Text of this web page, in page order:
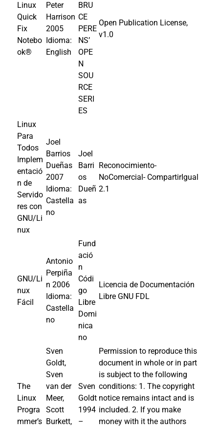
Linux
Quick
Fix
Notebo
ok®
Peter
Harrison
2005
Idioma:
English
BRU
CE
PERE
NS’
OPE
N
SOU
RCE
SERI
ES
Open Publication License,
v1.0
Linux
Para
Todos
Implem
entació
n de
Servido
res con
GNU/Li
nux
Joel
Barrios
Dueñas
2007
Idioma:
Castella
no
Joel
Barri
os
Dueñ
as
Reconocimiento-
NoComercial- CompartirIgual
2.1
GNU/Li
nux
Fácil
Antonio
Perpiña
n 2006
Idioma:
Castella
no
Fund
ació
n
Códi
go
Libre
Domi
nica
no
Licencia de Documentación
Libre GNU FDL
The
Linux
Progra
mmer’s
Sven
Goldt,
Sven
van der
Meer,
Scott
Burkett,
Sven
Goldt
1994
–
Permission to reproduce this
document in whole or in part
is subject to the following
conditions: 1. The copyright
notice remains intact and is
included. 2. If you make
money with it the authors